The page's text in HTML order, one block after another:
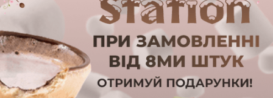
КОКТЕЙЛЬНІ